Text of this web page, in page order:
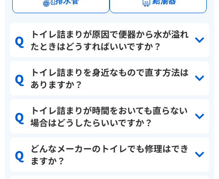
トイレ詰まりが原因で便器から水が溢れ
たときはどうすればいいですか？
トイレ詰まりを身近なもので直す方法は
ありますか？
トイレ詰まりが時間をおいても直らない
場合はどうしたらいいですか？
どんなメーカーのトイレでも修理はでき
ますか？